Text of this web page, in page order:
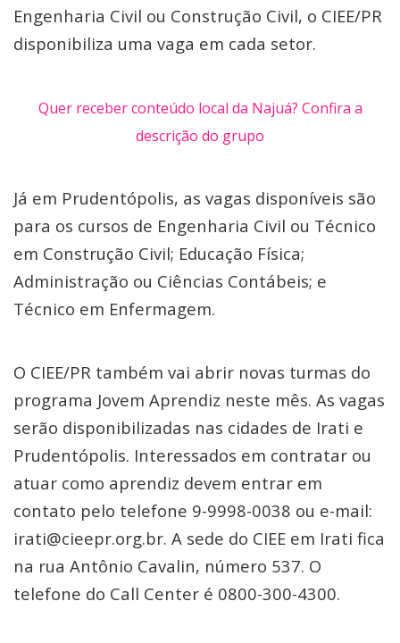
Engenharia Civil ou Construção Civil, o CIEE/PR
disponibiliza uma vaga em cada setor.
Quer receber conteúdo local da Najuá? Confira a
descrição do grupo
Já em Prudentópolis, as vagas disponíveis são
para os cursos de Engenharia Civil ou Técnico
em Construção Civil; Educação Física;
Administração ou Ciências Contábeis; e
Técnico em Enfermagem.
O CIEE/PR também vai abrir novas turmas do
programa Jovem Aprendiz neste mês. As vagas
serão disponibilizadas nas cidades de Irati e
Prudentópolis. Interessados em contratar ou
atuar como aprendiz devem entrar em
contato pelo telefone 9-9998-0038 ou e-mail:
irati@cieepr.org.br. A sede do CIEE em Irati fica
na rua Antônio Cavalin, número 537. O
telefone do Call Center é 0800-300-4300.